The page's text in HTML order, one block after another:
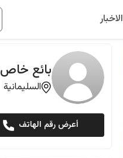
الاخبار
بائع خاص
السليمانية
أعرض رقم الهاتف